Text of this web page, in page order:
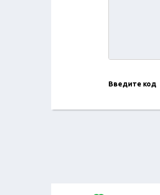
Введите код